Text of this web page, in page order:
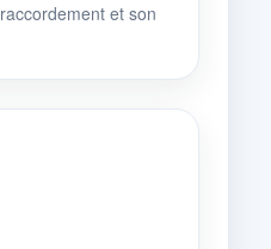
et son